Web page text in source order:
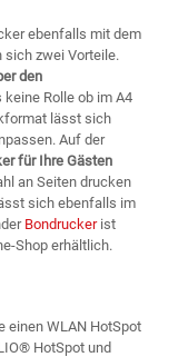
ebenfalls mit dem
sich zwei Vorteile.
den
keine Rolle ob im A4
lässt sich
Auf der
für Ihre Gästen
an Seiten drucken
sich ebenfalls im
Bondruckerist
Shop erhältlich.
einen WLAN HotSpot
HotSpot und